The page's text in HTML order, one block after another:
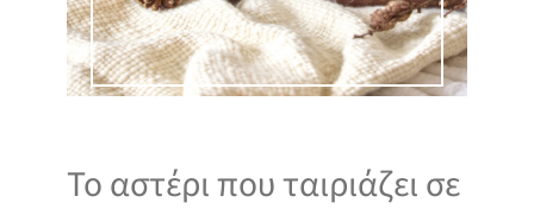
Το αστέρι που ταιριάζει σε